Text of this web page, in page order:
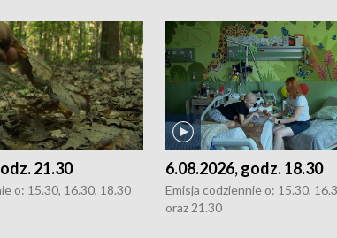
21.30
o: 15.30, 16.30, 18.30
6.08.2026, godz. 18.30
Emisja codziennie o: 15.30,
oraz 21.30